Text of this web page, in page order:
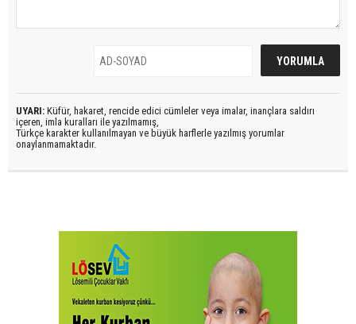
UYARI: Küfür, hakaret, rencide edici cümleler veya imalar, inançlara saldırı
içeren, imla kuralları ile yazılmamış,
Türkçe karakter kullanılmayan ve büyük harflerle yazılmış yorumlar
onaylanmamaktadır.